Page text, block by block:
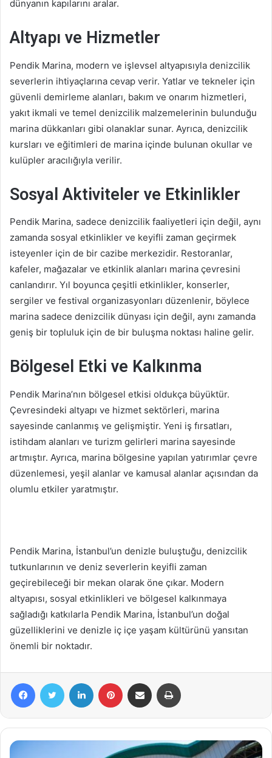
dünyanın kapılarını aralar.
Altyapı ve Hizmetler
Pendik Marina, modern ve işlevsel altyapısıyla denizcilik
severlerin ihtiyaçlarına cevap verir. Yatlar ve tekneler için
güvenli demirleme alanları, bakım ve onarım hizmetleri,
yakıt ikmali ve temel denizcilik malzemelerinin bulunduğu
marina dükkanları gibi olanaklar sunar. Ayrıca, denizcilik
kursları ve eğitimleri de marina içinde bulunan okullar ve
kulüpler aracılığıyla verilir.
Sosyal Aktiviteler ve Etkinlikler
Pendik Marina, sadece denizcilik faaliyetleri için değil, aynı
zamanda sosyal etkinlikler ve keyifli zaman geçirmek
isteyenler için de bir cazibe merkezidir. Restoranlar,
kafeler, mağazalar ve etkinlik alanları marina çevresini
canlandırır. Yıl boyunca çeşitli etkinlikler, konserler,
sergiler ve festival organizasyonları düzenlenir, böylece
marina sadece denizcilik dünyası için değil, aynı zamanda
geniş bir topluluk için de bir buluşma noktası haline gelir.
Bölgesel Etki ve Kalkınma
Pendik Marina’nın bölgesel etkisi oldukça büyüktür.
Çevresindeki altyapı ve hizmet sektörleri, marina
sayesinde canlanmış ve gelişmiştir. Yeni iş fırsatları,
istihdam alanları ve turizm gelirleri marina sayesinde
artmıştır. Ayrıca, marina bölgesine yapılan yatırımlar çevre
düzenlemesi, yeşil alanlar ve kamusal alanlar açısından da
olumlu etkiler yaratmıştır.
Pendik Marina, İstanbul’un denizle buluştuğu, denizcilik
tutkunlarının ve deniz severlerin keyifli zaman
geçirebileceği bir mekan olarak öne çıkar. Modern
altyapısı, sosyal etkinlikleri ve bölgesel kalkınmaya
sağladığı katkılarla Pendik Marina, İstanbul’un doğal
güzelliklerini ve denizle iç içe yaşam kültürünü yansıtan
önemli bir noktadır.